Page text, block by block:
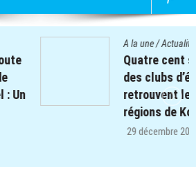
cent soixante-deux (462) enfants
d’écoute du projet REPERE
le chemin de l’école dans les
de Koulsé et de Yaadga.